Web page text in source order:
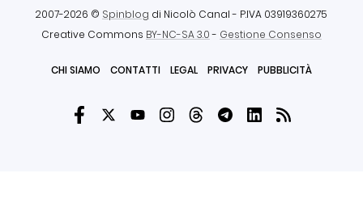
2007-2026 © Spinblog di Nicolò Canal - P.IVA 03919360275
Creative Commons BY-NC-SA 3.0- Gestione Consenso
CHI SIAMO CONTATTI LEGAL PRIVACY PUBBLICITÀ